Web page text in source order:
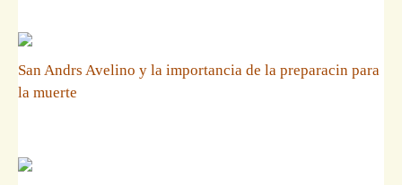
San Andrs Avelino y la importancia de la preparacin para
la muerte